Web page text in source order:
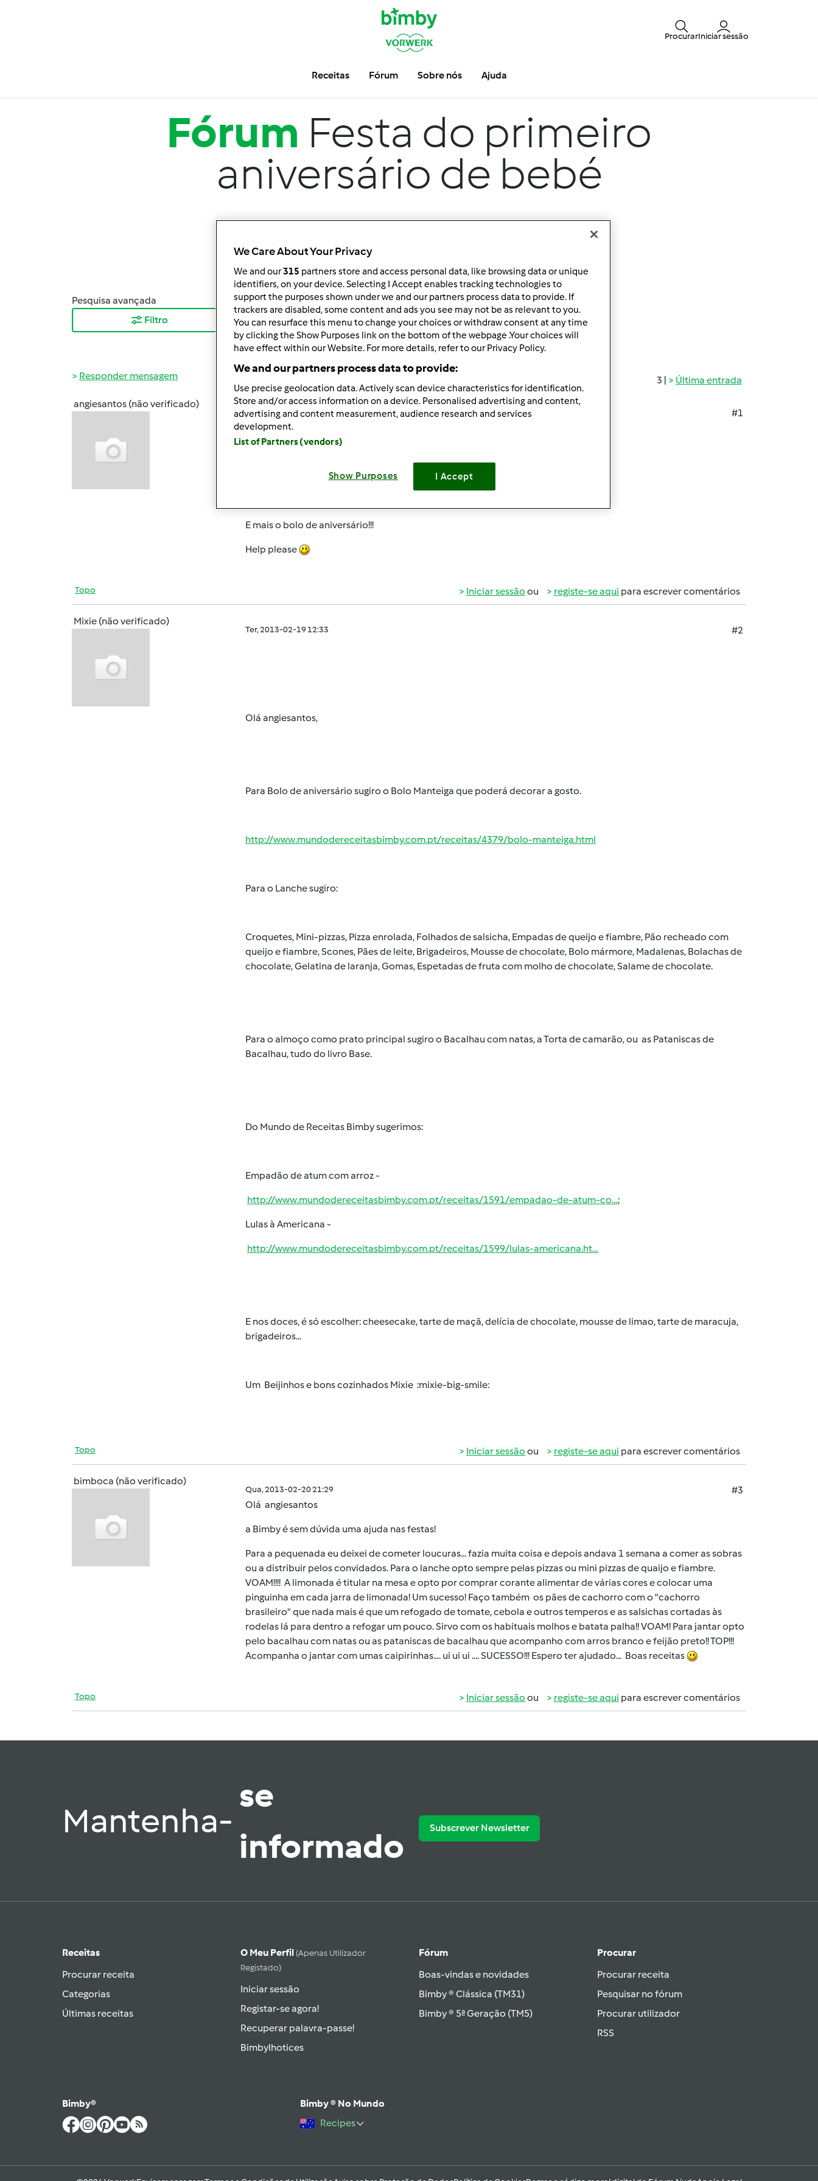
ProcurarIniciar sessão
Receitas Fórum Sobre nós Ajuda
Fórum Festa do primeiro
aniversário de bebé
Pesquisa avançada
Filtro
Ordenar por:
Mais Recentes
Resultados por página:
10
3 | Última entrada
Responder mensagem
angiesantos (não verificado)
Seg, 2013-02-11 21:56
#1
Preciso de ajuda caros bimbólicos!!!
Almoço para a família mais proxima (8 a 10 pessoas)
E mais o bolo de aniversário!!!
Help please
Topo Iniciar sessão ou registe-se aqui para escrever comentários
Mixie (não verificado)
Ter, 2013-02-19 12:33 #2
Olá angiesantos,
Para Bolo de aniversário sugiro o Bolo Manteiga que poderá decorar a gosto.
http://www.mundodereceitasbimby.com.pt/receitas/4379/bolo-manteiga.html
Para o Lanche sugiro:
Croquetes, Mini-pizzas, Pizza enrolada, Folhados de salsicha, Empadas de queijo e fiambre, Pão recheado com
queijo e fiambre, Scones, Pães de leite, Brigadeiros, Mousse de chocolate, Bolo mármore, Madalenas, Bolachas de
chocolate, Gelatina de laranja, Gomas, Espetadas de fruta com molho de chocolate, Salame de chocolate.
Para o almoço como prato principal sugiro o Bacalhau com natas, a Torta de camarão, ou as Pataniscas de
Bacalhau, tudo do livro Base.
Do Mundo de Receitas Bimby sugerimos:
Empadão de atum com arroz -
http://www.mundodereceitasbimby.com.pt/receitas/1591/empadao-de-atum-co…;
Lulas à Americana -
http://www.mundodereceitasbimby.com.pt/receitas/1599/lulas-americana.ht…
E nos doces, é só escolher: cheesecake, tarte de maçã, delícia de chocolate, mousse de limao, tarte de maracuja,
brigadeiros...
Um Beijinhos e bons cozinhados Mixie :mixie-big-smile:
Topo Iniciar sessão ou registe-se aqui para escrever comentários
bimboca (não verificado)
Qua, 2013-02-20 21:29
#3
Olá angiesantos
a Bimby é sem dúvida uma ajuda nas festas!
Para a pequenada eu deixei de cometer loucuras... fazia muita coisa e depois andava 1 semana a comer as sobras
ou a distribuir pelos convidados. Para o lanche opto sempre pelas pizzas ou mini pizzas de quaijo e fiambre.
VOAM!!!! A limonada é titular na mesa e opto por comprar corante alimentar de várias cores e colocar uma
pinguinha em cada jarra de limonada! Um sucesso! Faço também os pães de cachorro com o "cachorro
brasileiro" que nada mais é que um refogado de tomate, cebola e outros temperos e as salsichas cortadas às
rodelas lá para dentro a refogar um pouco. Sirvo com os habituais molhos e batata palha!! VOAM! Para jantar opto
pelo bacalhau com natas ou as pataniscas de bacalhau que acompanho com arros branco e feijão preto!! TOP!!!
Acompanha o jantar com umas caipirinhas.... ui ui ui .... SUCESSO!!! Espero ter ajudado... Boas receitas
Topo Iniciar sessão ou registe-se aqui para escrever comentários
Mantenha-
se
informado
Subscrever Newsletter
Receitas
Procurar receita
Categorias
Últimas receitas
O Meu Perfil (apenas Utilizador
Registado)
Iniciar sessão
Registar-se agora!
Recuperar palavra-passe!
Bimbylhotices
Fórum
Boas-vindas e novidades
Bimby ® Clássica (TM31)
Bimby ® 5ª Geração (TM5)
Procurar
Procurar receita
Pesquisar no fórum
Procurar utilizador
RSS
Bimby®
Bimby ® No Mundo
Recipes
We Care About Your Privacy
We and our315 partners store and access personal data, like browsing data or unique
identifiers, on your device. Selecting I Accept enables tracking technologies to
support the purposes shown under we and our partners process data to provide. If
trackers are disabled, some content and ads you see may not be as relevant to you.
You can resurface this menu to change your choices or withdraw consent at any time
by clicking the Show Purposes link on the bottom of the webpage .Your choices will
have effect within our Website. For more details, refer to our Privacy Policy.
We and our partners process data to provide:
Use precise geolocation data. Actively scan device characteristics for identification.
Store and/or access information on a device. Personalised advertising and content,
advertising and content measurement, audience research and services
development.
List of Partners (vendors)
Show Purposes I Accept